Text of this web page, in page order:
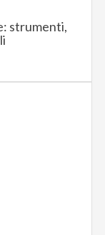
strumenti,